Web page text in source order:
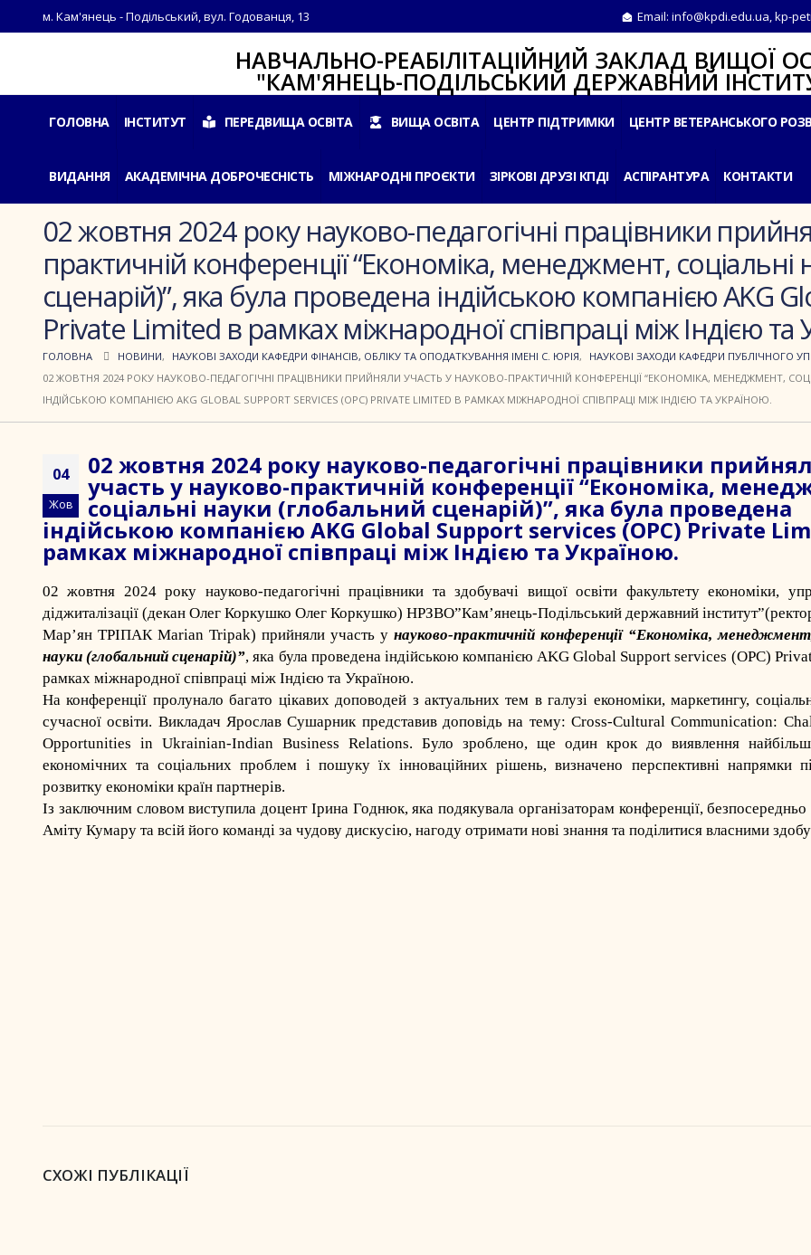
м. Кам'янець - Подільський, вул. Годованця, 13 Email: info@kpdi.edu.ua,kp-
НАВЧАЛЬНО-РЕАБІЛІТАЦІЙНИЙ ЗАКЛАД ВИЩОЇ
"КАМ'ЯНЕЦЬ-ПОДІЛЬСЬКИЙ ДЕРЖАВНИЙ
ГОЛОВНА ІНСТИТУТ ПЕРЕДВИЩА ОСВІТА ВИЩА ОСВІТА ЦЕНТР ПІДТРИМКИ ЦЕНТР ВЕТЕРАНСЬКОГО
ВИДАННЯ АКАДЕМІЧНА ДОБРОЧЕСНІСТЬ МІЖНАРОДНІ ПРОЄКТИ ЗІРКОВІ ДРУЗІ КПДІ АСПІРАНТУРА КОНТАКТИ
02 жовтня 2024 року науково-педагогічні працівники
практичній конференції “Економіка, менеджмент,
сценарій)”, яка була проведена індійською компанією AKG
Private Limited в рамках міжнародної співпраці між Індією та
ГОЛОВНА НОВИНИ, НАУКОВІ ЗАХОДИ КАФЕДРИ ФІНАНСІВ, ОБЛІКУ ТА ОПОДАТКУВАННЯ ІМЕНІ С. ЮРІЯ,
НАУКОВІ ЗАХОДИ КАФЕДРИ ПУБЛІЧНОГО
02 ЖОВТНЯ 2024 РОКУ НАУКОВО-ПЕДАГОГІЧНІ ПРАЦІВНИКИ ПРИЙНЯЛИ УЧАСТЬ У НАУКОВО-ПРАКТИЧНІЙ КОНФЕРЕНЦІЇ “ЕКОНОМІКА, МЕНЕДЖМЕНТ,
ІНДІЙСЬКОЮ КОМПАНІЄЮ AKG GLOBAL SUPPORT SERVICES (OPC) PRIVATE LIMITED В РАМКАХ МІЖНАРОДНОЇ СПІВПРАЦІ МІЖ ІНДІЄЮ ТА УКРАЇНОЮ.
04
Жов
02 жовтня 2024 року науково-педагогічні працівники
участь у науково-практичній конференції “Економіка,
соціальні науки (глобальний сценарій)”, яка була проведена
індійською компанією AKG Global Support services (OPC) Private
рамках міжнародної співпраці між Індією та Україною.
02 жовтня 2024 року науково-педагогічні працівники та здобувачі вищої освіти факультету економіки,
діджиталізації (декан Олег Коркушко Олег Коркушко) НРЗВО”Кам’янець-Подільський державний
Мар’ян ТРІПАК Marian Tripak) прийняли участь у науково-практичній конференції “Економіка,
науки (глобальний сценарій)”, яка була проведена індійською компанією AKG Global Support services (OPC)
рамках міжнародної співпраці між Індією та Україною.
На конференції пролунало багато цікавих доповодей з актуальних тем в галузі економіки, маркетингу,
сучасної освіти. Викладач Ярослав Сушарник представив доповідь на тему: Cross-Cultural Communication:
Opportunities in Ukrainian-Indian Business Relations. Було зроблено, ще один крок до виявлення
економічних та соціальних проблем і пошуку їх інноваційних рішень, визначено перспективні напрямки
розвитку економіки країн партнерів.
Із заключним словом виступила доцент Ірина Годнюк, яка подякувала організаторам конференції,
Аміту Кумару та всій його команді за чудову дискусію, нагоду отримати нові знання та поділитися власними
СХОЖІ ПУБЛІКАЦІЇ